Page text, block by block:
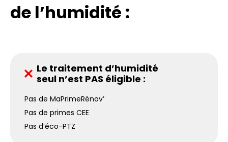
de l’humidité :
Le traitement d’humidité
seul n’est PAS éligible :
Pas de MaPrimeRénov’
Pas de primes CEE
Pas d’éco-PTZ